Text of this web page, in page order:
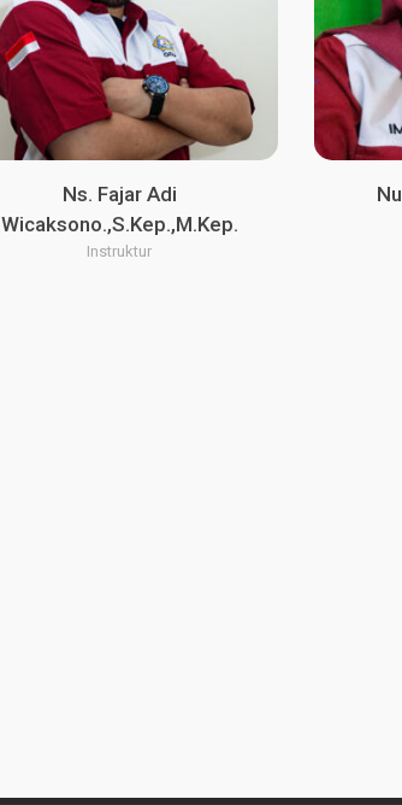
Ns. Fajar Adi
Wicaksono.,S.Kep.,M.Kep.
Instruktur